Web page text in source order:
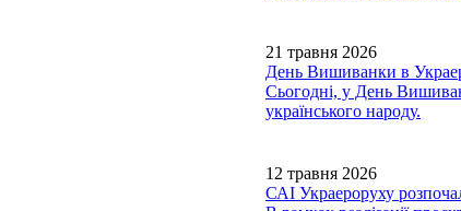
21 травня 2026
День Вишиванки в
Сьогодні, у День
українського народу.
12 травня 2026
САІ Украероруху